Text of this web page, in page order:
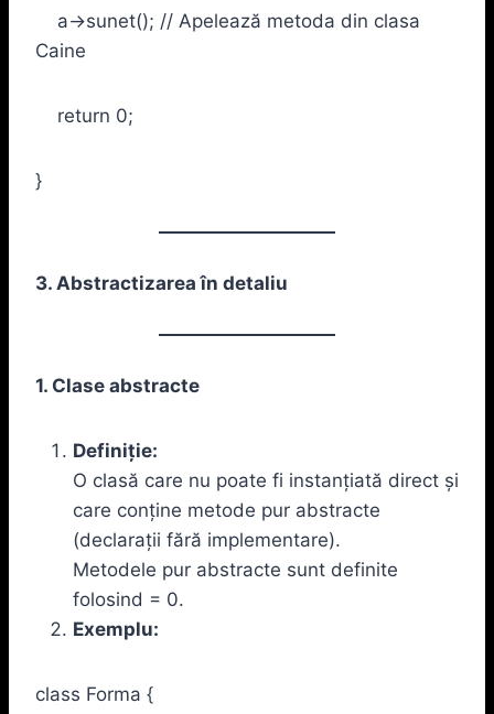
a->sunet(); // Apelează metoda din clasa
Caine
return 0;
}
3. Abstractizarea în detaliu
1. Clase abstracte
Definiție:
O clasă care nu poate fi instanțiată direct și
care conține metode pur abstracte
(declarații fără implementare).
Metodele pur abstracte sunt definite
folosind = 0.
Exemplu:
class Forma {